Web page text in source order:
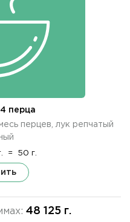
перца
перцев, лук репчатый
= 50 г.
48 125 г.